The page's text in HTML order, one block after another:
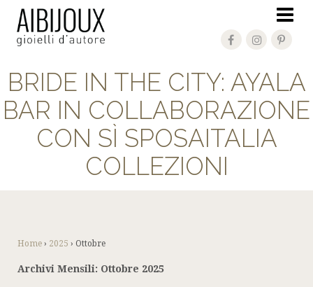
BRIDE IN THE CITY: AYALA
BAR IN COLLABORAZIONE
CON SÌ SPOSAITALIA
COLLEZIONI
Home › 2025 › Ottobre
Archivi Mensili: Ottobre 2025